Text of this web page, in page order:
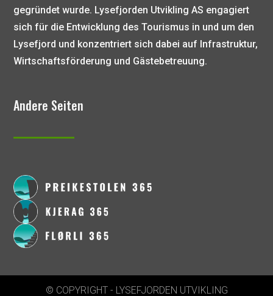
gegründet wurde. Lysefjorden Utvikling AS engagiert
sich für die Entwicklung des Tourismus in und um den
Lysefjord und konzentriert sich dabei auf Infrastruktur,
Wirtschaftsförderung und Gästebetreuung.
Andere Seiten
© COPYRIGHT - LYSEFJORDEN UTVIKLING